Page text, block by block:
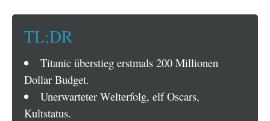
TL;DR
Titanic überstieg erstmals 200 Millionen
Dollar Budget.
Unerwarteter Welterfolg, elf Oscars,
Kultstatus.